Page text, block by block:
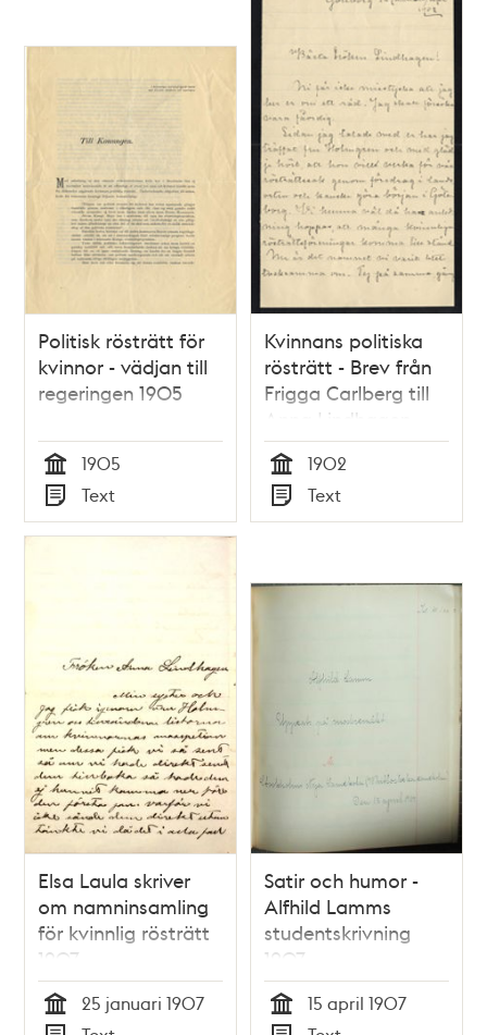
Politisk rösträtt för
kvinnor - vädjan till
regeringen 1905
Tid
1905
Typ
Text
Kvinnans politiska
rösträtt - Brev från
Frigga Carlberg till
Anna Lindhagen
1902
Tid
1902
Typ
Text
Elsa Laula skriver
om namninsamling
för kvinnlig rösträtt
1907
Tid
25 januari 1907
Satir och humor -
Alfhild Lamms
studentskrivning
1907
Tid
15 april 1907